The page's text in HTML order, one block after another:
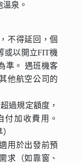
泉。
不得延回，個
或以開立FIT機
準。 遇班機客
他航空公司的
過規定額度，
付加收費用。
用於出發前預
求（如靠窗、